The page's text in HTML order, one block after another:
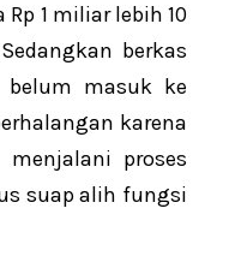
1 miliar lebih 10
berkas
belum masuk ke
karena
proses
suap alih fungsi